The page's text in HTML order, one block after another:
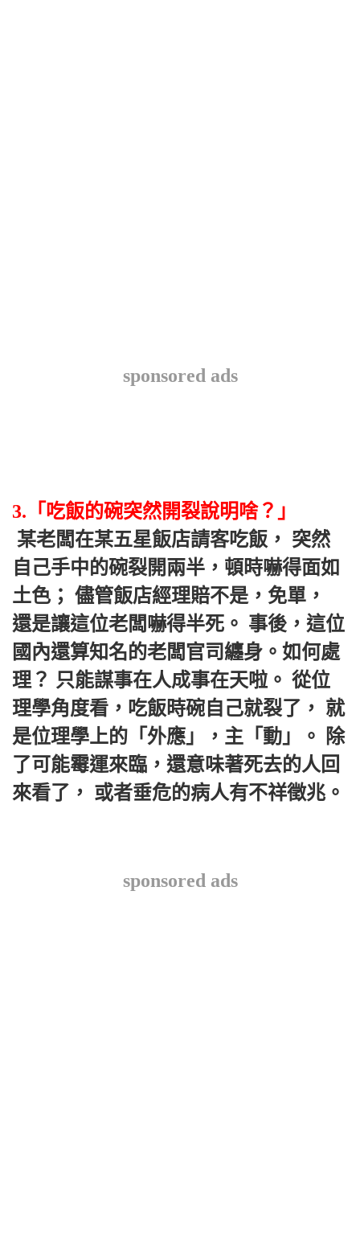
sponsored ads
3.「吃飯的碗突然開裂說明啥？」
自己手中的碗裂開兩半，頓時嚇得面如
土色； 儘管飯店經理賠不是，免單，
還是讓這位老闆嚇得半死。 事後，這位
國內還算知名的老闆官司纏身。如何處
理？ 只能謀事在人成事在天啦。 從位
理學角度看，吃飯時碗自己就裂了， 就
是位理學上的「外應」，主「動」。 除
了可能霉運來臨，還意味著死去的人回
來看了， 或者垂危的病人有不祥徵兆。
sponsored ads